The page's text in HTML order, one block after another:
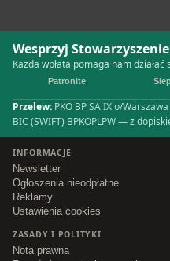
Wesprzyj
Każda wpłata pomaga nam działać
Patronite
Przelew: PKO BP SA IX o/Warszawa
BIC (SWIFT) BPKOPLPW — z
INFORMACJE
Newsletter
Ogłoszenia nieodpłatne
Reklamy
Ustawienia cookies
ZASADY I POLITYKI
Nota prawna